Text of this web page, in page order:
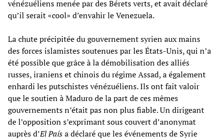
vénézuéliens menée par des Bérets verts, et avait déclaré
qu’il serait «cool» d’envahir le Venezuela.
La chute précipitée du gouvernement syrien aux mains
des forces islamistes soutenues par les États-Unis, qui n’a
été possible que grâce à la démobilisation des alliés
russes, iraniens et chinois du régime Assad, a également
enhardi les putschistes vénézuéliens. Ils ont fait valoir
que le soutien à Maduro de la part de ces mêmes
gouvernements n’était pas non plus fiable. Un dirigeant
de l’opposition s’exprimant sous couvert d’anonymat
auprès d’El Paísa déclaré que les événements de Syrie